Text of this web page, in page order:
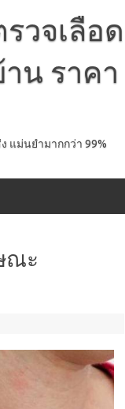
วจเลือด
น ราคา
แม่นยำมากกว่า 99%
ณะ